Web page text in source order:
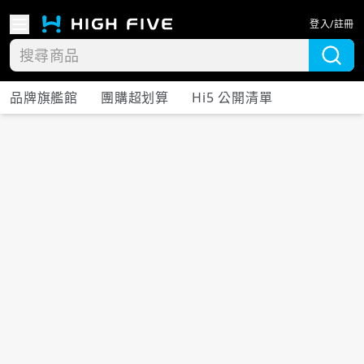
登入/註冊
品牌旗艦館 團購超划算 Hi5 公開清單